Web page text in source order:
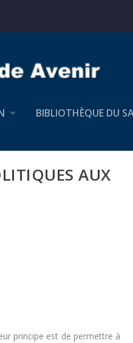
BIBLIOTHÈQUE DU
AUX
principe est de permettre à